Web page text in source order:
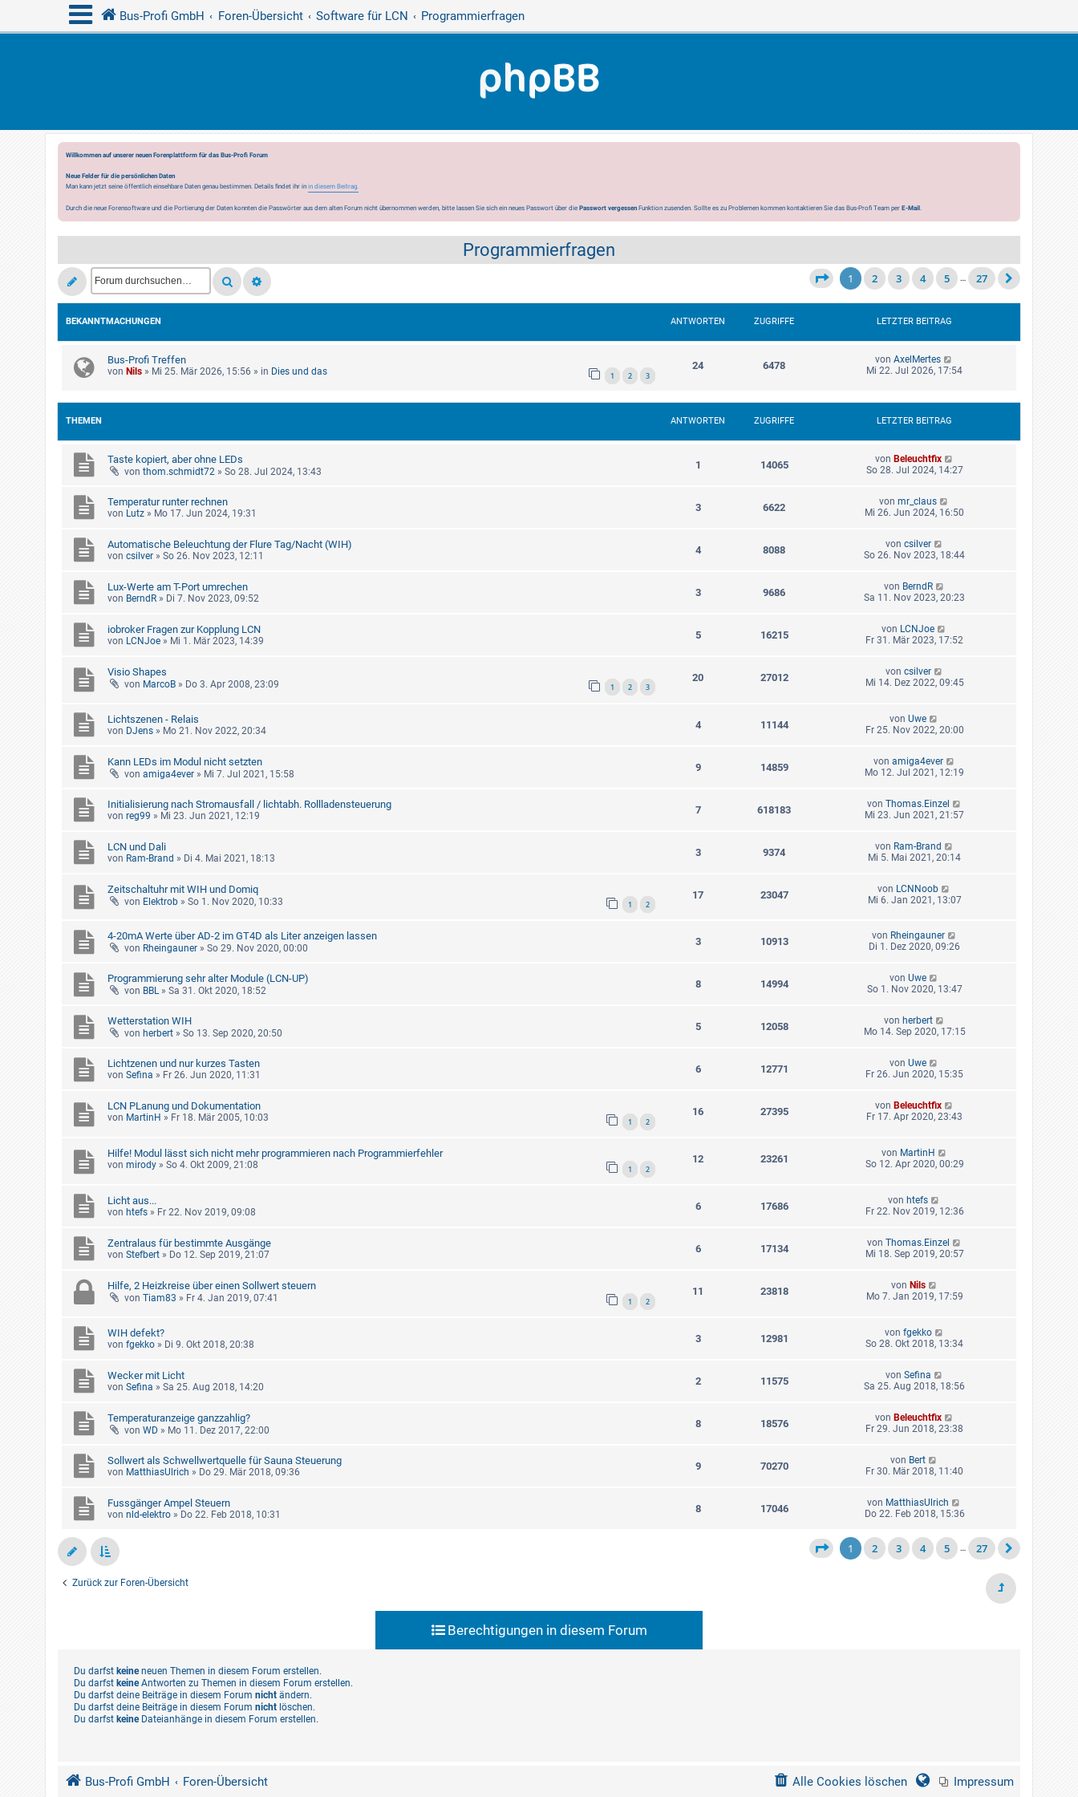
Bus-Profi GmbH Foren-Übersicht Software für LCN Programmierfragen
Willkommen auf unserer neuen Forenplattform für das Bus-Profi Forum
Neue Felder für die persönlichen Daten
Man kann jetzt seine öffentlich einsehbare Daten genau bestimmen. Details findet ihr in in diesem Beitrag.
Durch die neue Forensoftware und die Portierung der Daten konnten die Passwörter aus dem alten Forum nicht übernommen werden, bitte lassen Sie sich ein neues Passwort über die Passwort vergessen Funktion zusenden. Sollte es zu Problemen kommen kontaktieren Sie das Bus-Profi Team per E-Mail.
Programmierfragen
1 2 3 4 5 … 27
BEKANNTMACHUNGEN ANTWORTEN ZUGRIFFE LETZTER BEITRAG
Bus-Profi Treffen
von Nils » Mi 25. Mär 2026, 15:56 » in Dies und das 1 2 3
24 6478 vonAxelMertes
Mi 22. Jul 2026, 17:54
THEMEN ANTWORTEN ZUGRIFFE LETZTER BEITRAG
Taste kopiert, aber ohne LEDs
von thom.schmidt72 » So 28. Jul 2024, 13:43
1 14065 von Beleuchtfix
So 28. Jul 2024, 14:27
Temperatur runter rechnen
von Lutz » Mo 17. Jun 2024, 19:31 3 6622 vonmr_claus
Mi 26. Jun 2024, 16:50
Automatische Beleuchtung der Flure Tag/Nacht (WIH)
von csilver » So 26. Nov 2023, 12:11 4 8088 von csilver
So 26. Nov 2023, 18:44
Lux-Werte am T-Port umrechen
von BerndR » Di 7. Nov 2023, 09:52 3 9686 von BerndR
Sa 11. Nov 2023, 20:23
iobroker Fragen zur Kopplung LCN
von LCNJoe » Mi 1. Mär 2023, 14:39 5 16215 von LCNJoe
Fr 31. Mär 2023, 17:52
Visio Shapes
von MarcoB » Do 3. Apr 2008, 23:09 1 2 3
20 27012 von csilver
Mi 14. Dez 2022, 09:45
Lichtszenen - Relais
von DJens » Mo 21. Nov 2022, 20:34 4 11144 vonUwe
Fr 25. Nov 2022, 20:00
Kann LEDs im Modul nicht setzten
von amiga4ever » Mi 7. Jul 2021, 15:58
9 14859 von amiga4ever
Mo 12. Jul 2021, 12:19
Initialisierung nach Stromausfall / lichtabh. Rollladensteuerung
von reg99 » Mi 23. Jun 2021, 12:19 7 618183 von Thomas.Einzel
Mi 23. Jun 2021, 21:57
LCN und Dali
von Ram-Brand » Di 4. Mai 2021, 18:13 3 9374 von Ram-Brand
Mi 5. Mai 2021, 20:14
Zeitschaltuhr mit WIH und Domiq
von Elektrob » So 1. Nov 2020, 10:33 1 2
17 23047 von LCNNoob
Mi 6. Jan 2021, 13:07
4-20mA Werte über AD-2 im GT4D als Liter anzeigen lassen
von Rheingauner » So 29. Nov 2020, 00:00
3 10913 von Rheingauner
Di 1. Dez 2020, 09:26
Programmierung sehr alter Module (LCN-UP)
von BBL» Sa 31. Okt 2020, 18:52
8 14994 vonUwe
So 1. Nov 2020, 13:47
Wetterstation WIH
von herbert » So 13. Sep 2020, 20:50
5 12058 von herbert
Mo 14. Sep 2020, 17:15
Lichtzenen und nur kurzes Tasten
von Sefina » Fr 26. Jun 2020, 11:31 6 12771 vonUwe
Fr 26. Jun 2020, 15:35
LCN PLanung und Dokumentation
von MartinH » Fr 18. Mär 2005, 10:03 1 2
16 27395 von Beleuchtfix
Fr 17. Apr 2020, 23:43
Hilfe! Modul lässt sich nicht mehr programmieren nach Programmierfehler
von mirody » So 4. Okt 2009, 21:08 1 2
12 23261 von MartinH
So 12. Apr 2020, 00:29
Licht aus...
von htefs » Fr 22. Nov 2019, 09:08 6 17686 von htefs
Fr 22. Nov 2019, 12:36
Zentralaus für bestimmte Ausgänge
von Stefbert » Do 12. Sep 2019, 21:07 6 17134 von Thomas.Einzel
Mi 18. Sep 2019, 20:57
Hilfe, 2 Heizkreise über einen Sollwert steuern
von Tiam83 » Fr 4. Jan 2019, 07:41 1 2
11 23818 von Nils
Mo 7. Jan 2019, 17:59
WIH defekt?
von fgekko » Di 9. Okt 2018, 20:38 3 12981 von fgekko
So 28. Okt 2018, 13:34
Wecker mit Licht
von Sefina » Sa 25. Aug 2018, 14:20 2 11575 von Sefina
Sa 25. Aug 2018, 18:56
Temperaturanzeige ganzzahlig?
von WD » Mo 11. Dez 2017, 22:00
8 18576 von Beleuchtfix
Fr 29. Jun 2018, 23:38
Sollwert als Schwellwertquelle für Sauna Steuerung
von MatthiasUlrich » Do 29. Mär 2018, 09:36 9 70270 von Bert
Fr 30. Mär 2018, 11:40
Fussgänger Ampel Steuern
von nld-elektro » Do 22. Feb 2018, 10:31 8 17046 von MatthiasUlrich
Do 22. Feb 2018, 15:36
1 2 3 4 5 … 27
Zurück zur Foren-Übersicht
Berechtigungen in diesem Forum
Du darfst keineneuen Themen in diesem Forum erstellen.
Du darfst keineAntworten zu Themen in diesem Forum erstellen.
Du darfst deine Beiträge in diesem Forum nicht ändern.
Du darfst deine Beiträge in diesem Forum nicht löschen.
Du darfst keineDateianhänge in diesem Forum erstellen.
Bus-Profi GmbH Foren-Übersicht Impressum
Alle Cookies löschen